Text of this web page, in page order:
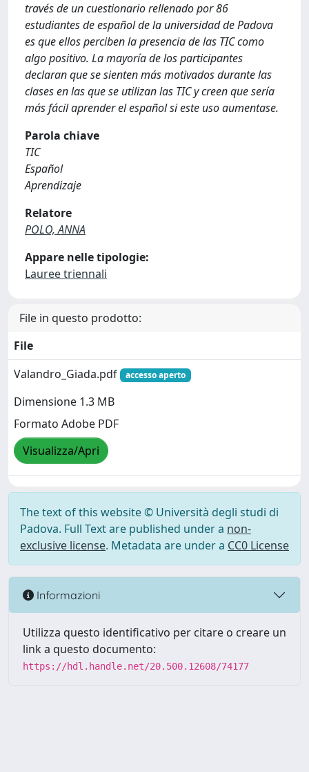
través de un cuestionario rellenado por 86
estudiantes de español de la universidad de Padova
es que ellos perciben la presencia de las TIC como
algo positivo. La mayoría de los participantes
declaran que se sienten más motivados durante las
clases en las que se utilizan las TIC y creen que sería
más fácil aprender el español si este uso aumentase.
Parola chiave
TIC
Español
Aprendizaje
Relatore
POLO, ANNA
Appare nelle tipologie:
Lauree triennali
File in questo prodotto:
File
Valandro_Giada.pdf
accesso aperto
Dimensione 1.3 MB
Formato Adobe PDF
Visualizza/Apri
The text of this website © Università degli studi di
Padova. Full Text are published under a non-
exclusive license. Metadata are under a CC0 License
Informazioni
Utilizza questo identificativo per citare o creare un
link a questo documento:
https://hdl.handle.net/20.500.12608/74177